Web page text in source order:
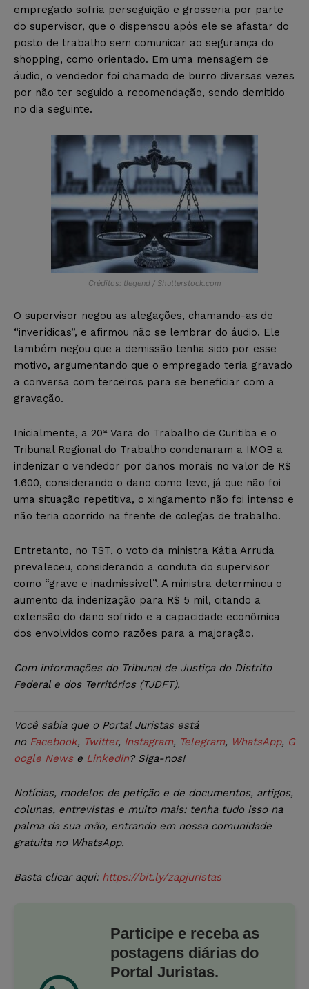
empregado sofria perseguição e grosseria por parte
do supervisor, que o dispensou após ele se afastar do
posto de trabalho sem comunicar ao segurança do
shopping, como orientado. Em uma mensagem de
áudio, o vendedor foi chamado de burro diversas vezes
por não ter seguido a recomendação, sendo demitido
no dia seguinte.
Créditos: tlegend / Shutterstock.com
O supervisor negou as alegações, chamando-as de
“inverídicas”, e afirmou não se lembrar do áudio. Ele
também negou que a demissão tenha sido por esse
motivo, argumentando que o empregado teria gravado
a conversa com terceiros para se beneficiar com a
gravação.
Inicialmente, a 20ª Vara do Trabalho de Curitiba e o
Tribunal Regional do Trabalho condenaram a IMOB a
indenizar o vendedor por danos morais no valor de R$
1.600, considerando o dano como leve, já que não foi
uma situação repetitiva, o xingamento não foi intenso e
não teria ocorrido na frente de colegas de trabalho.
Entretanto, no TST, o voto da ministra Kátia Arruda
prevaleceu, considerando a conduta do supervisor
como “grave e inadmissível”. A ministra determinou o
aumento da indenização para R$ 5 mil, citando a
extensão do dano sofrido e a capacidade econômica
dos envolvidos como razões para a majoração.
Com informações do Tribunal de Justiça do Distrito
Federal e dos Territórios (TJDFT).
Você sabia que o Portal Juristas está
no Facebook, Twitter, Instagram, Telegram, WhatsApp, G
oogle Newse Linkedin? Siga-nos!
Notícias, modelos de petição e de documentos, artigos,
colunas, entrevistas e muito mais: tenha tudo isso na
palma da sua mão, entrando em nossa comunidade
gratuita no WhatsApp.
Basta clicar aqui: https://bit.ly/zapjuristas
Participe e receba as
postagens diárias do
Portal Juristas.